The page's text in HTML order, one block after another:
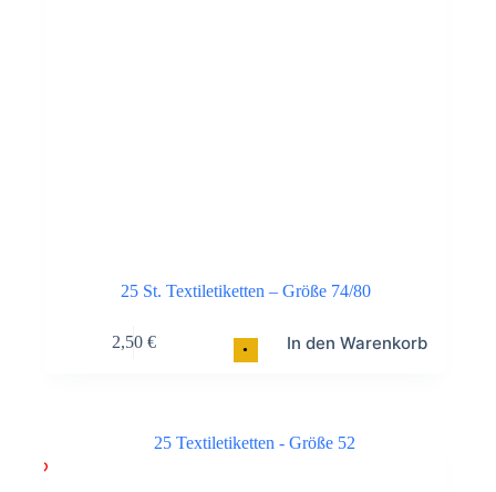
•
25 St. Textiletiketten – Größe 74/80
2,50 € In den Warenkorb